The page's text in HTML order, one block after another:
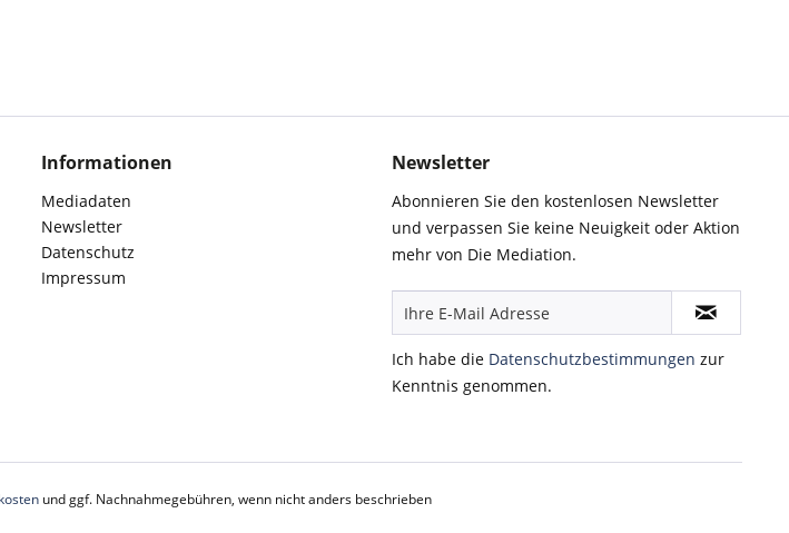
Informationen
Mediadaten
Newsletter
Datenschutz
Impressum
Newsletter
Abonnieren Sie den kostenlosen Newsletter
und verpassen Sie keine Neuigkeit oder Aktion
mehr von Die Mediation.
Ich habe die Datenschutzbestimmungen zur
Kenntnis genommen.
und ggf. Nachnahmegebühren, wenn nicht anders beschrieben